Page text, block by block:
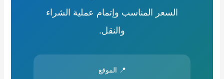
السعر المناسب وإتمام عملية الشراء
والنقل.
📍 الموقع